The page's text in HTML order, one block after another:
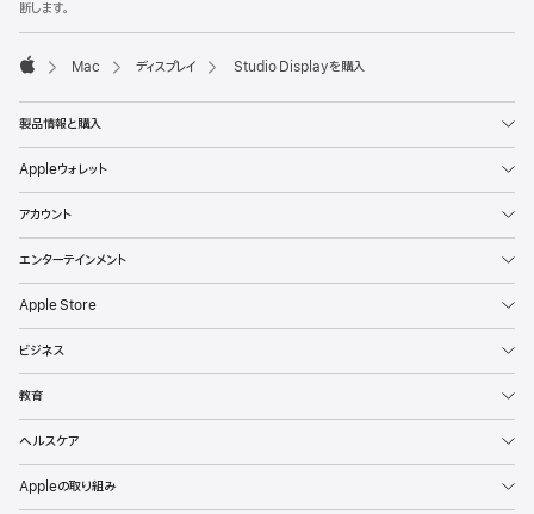
断します。
Mac ディスプレイ Studio Displayを購入
製品情報と購入
Appleウォレット
アカウント
エンターテインメント
Apple Store
ビジネス
教育
ヘルスケア
Appleの取り組み